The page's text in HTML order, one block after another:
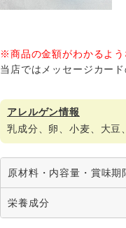
※商品の金額がわかるよう
当店ではメッセージカー
アレルゲン情報
乳成分、卵、小麦、大豆
原材料・内容量・賞味期
商
品
苺の牛乳ショコラ
栄養成分